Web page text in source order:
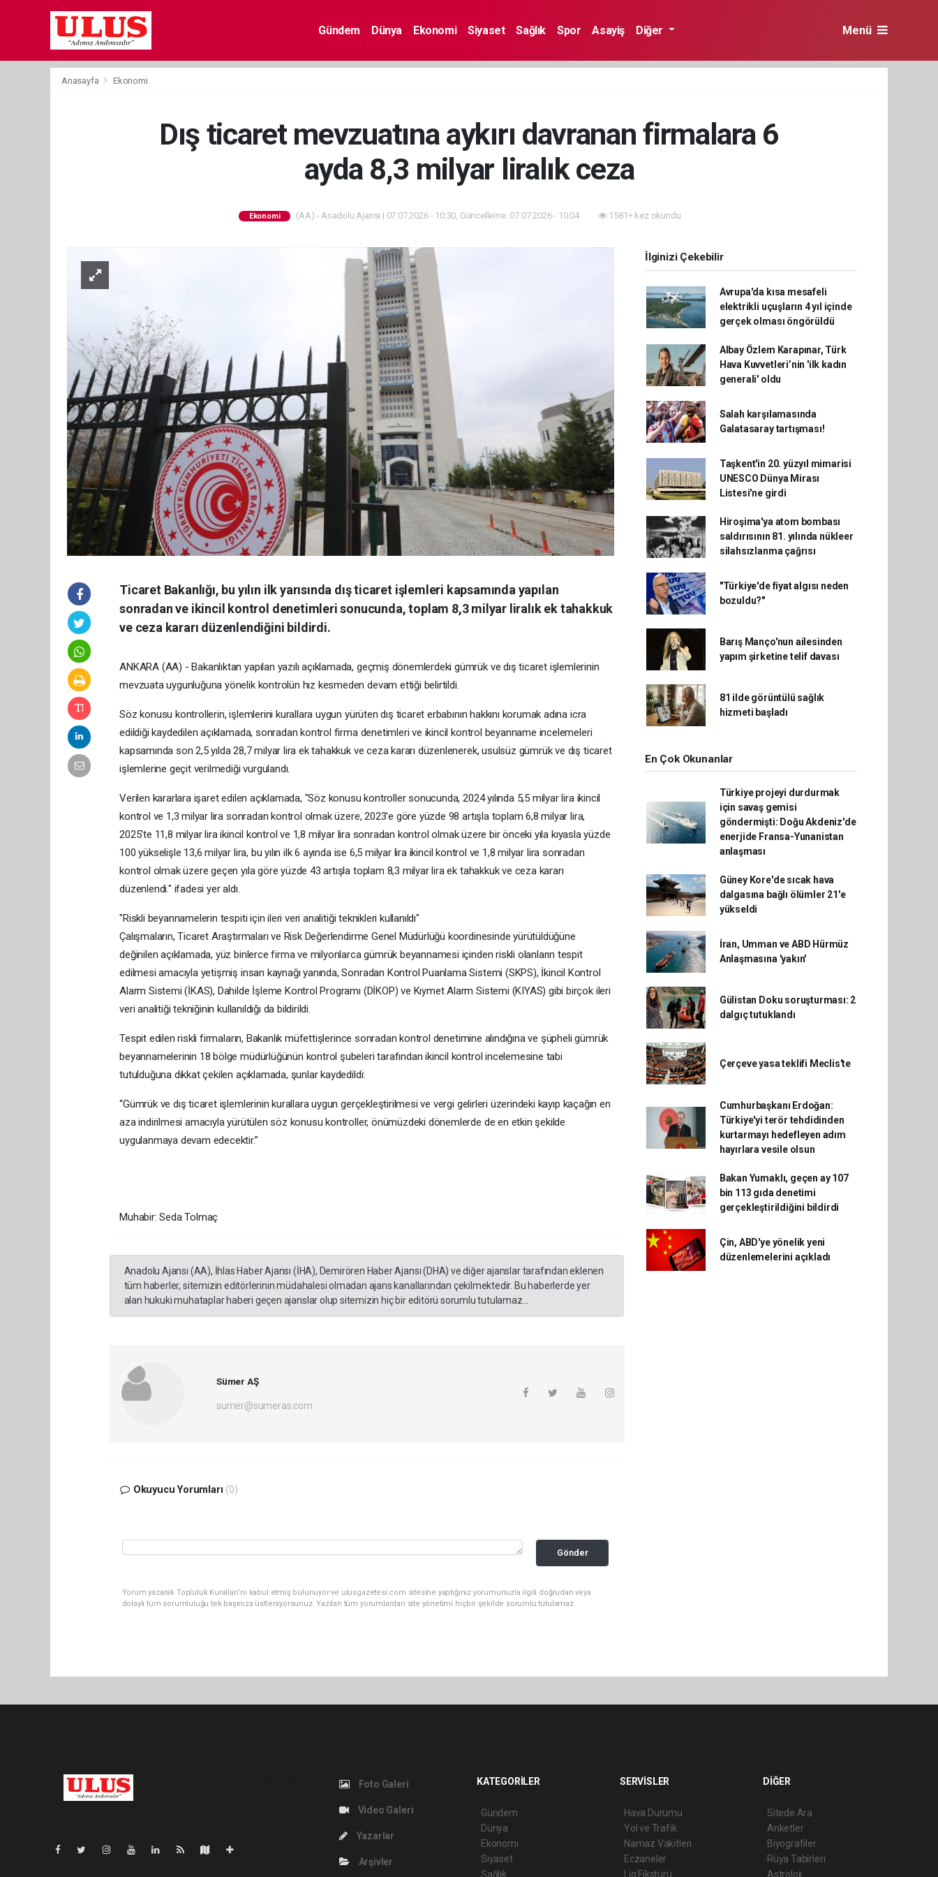
Gündem Dünya Ekonomi Siyaset Sağlık Spor Asayiş Diğer Menü
Anasayfa Ekonomi
Dış ticaret mevzuatına aykırı davranan firmalara 6
ayda 8,3 milyar liralık ceza
Ekonomi (AA) - Anadolu Ajansı | 07.07.2026 - 10:30, Güncelleme: 07.07.2026 - 10:04 1581+ kez okundu.
Ticaret Bakanlığı, bu yılın ilk yarısında dış ticaret işlemleri kapsamında yapılan
sonradan ve ikincil kontrol denetimleri sonucunda, toplam 8,3 milyar liralık ek tahakkuk
ve ceza kararı düzenlendiğini bildirdi.
ANKARA (AA) - Bakanlıktan yapılan yazılı açıklamada, geçmiş dönemlerdeki gümrük ve dış ticaret işlemlerinin
mevzuata uygunluğuna yönelik kontrolün hız kesmeden devam ettiği belirtildi.
Söz konusu kontrollerin, işlemlerini kurallara uygun yürüten dış ticaret erbabının hakkını korumak adına icra
edildiği kaydedilen açıklamada, sonradan kontrol firma denetimleri ve ikincil kontrol beyanname incelemeleri
kapsamında son 2,5 yılda 28,7 milyar lira ek tahakkuk ve ceza kararı düzenlenerek, usulsüz gümrük ve dış ticaret
işlemlerine geçit verilmediği vurgulandı.
Verilen kararlara işaret edilen açıklamada, "Söz konusu kontroller sonucunda, 2024 yılında 5,5 milyar lira ikincil
kontrol ve 1,3 milyar lira sonradan kontrol olmak üzere, 2023'e göre yüzde 98 artışla toplam 6,8 milyar lira,
2025'te 11,8 milyar lira ikincil kontrol ve 1,8 milyar lira sonradan kontrol olmak üzere bir önceki yıla kıyasla yüzde
100 yükselişle 13,6 milyar lira, bu yılın ilk 6 ayında ise 6,5 milyar lira ikincil kontrol ve 1,8 milyar lira sonradan
kontrol olmak üzere geçen yıla göre yüzde 43 artışla toplam 8,3 milyar lira ek tahakkuk ve ceza kararı
düzenlendi." ifadesi yer aldı.
"Riskli beyannamelerin tespiti için ileri veri analitiği teknikleri kullanıldı"
Çalışmaların, Ticaret Araştırmaları ve Risk Değerlendirme Genel Müdürlüğü koordinesinde yürütüldüğüne
değinilen açıklamada, yüz binlerce firma ve milyonlarca gümrük beyannamesi içinden riskli olanların tespit
edilmesi amacıyla yetişmiş insan kaynağı yanında, Sonradan Kontrol Puanlama Sistemi (SKPS), İkincil Kontrol
Alarm Sistemi (İKAS), Dahilde İşleme Kontrol Programı (DİKOP) ve Kıymet Alarm Sistemi (KIYAS) gibi birçok ileri
veri analitiği tekniğinin kullanıldığı da bildirildi.
Tespit edilen riskli firmaların, Bakanlık müfettişlerince sonradan kontrol denetimine alındığına ve şüpheli gümrük
beyannamelerinin 18 bölge müdürlüğünün kontrol şubeleri tarafından ikincil kontrol incelemesine tabi
tutulduğuna dikkat çekilen açıklamada, şunlar kaydedildi:
“Gümrük ve dış ticaret işlemlerinin kurallara uygun gerçekleştirilmesi ve vergi gelirleri üzerindeki kayıp kaçağın en
aza indirilmesi amacıyla yürütülen söz konusu kontroller, önümüzdeki dönemlerde de en etkin şekilde
uygulanmaya devam edecektir.”
Muhabir: Seda Tolmaç
Anadolu Ajansı (AA), İhlas Haber Ajansı (İHA), Demirören Haber Ajansı (DHA) ve diğer ajanslar tarafından eklenen
tüm haberler, sitemizin editörlerinin müdahalesi olmadan ajans kanallarından çekilmektedir. Bu haberlerde yer
alan hukuki muhataplar haberi geçen ajanslar olup sitemizin hiç bir editörü sorumlu tutulamaz...
Sümer AŞ
sumer@sumeras.com
Okuyucu Yorumları (0)
Gönder
Yorum yazarak Topluluk Kuralları’nı kabul etmiş bulunuyor ve ulusgazetesi.com sitesine yaptığınız yorumunuzla ilgili doğrudan veya
dolaylı tüm sorumluluğu tek başınıza üstleniyorsunuz. Yazılan tüm yorumlardan site yönetimi hiçbir şekilde sorumlu tutulamaz.
İlginizi Çekebilir
Avrupa'da kısa mesafeli
elektrikli uçuşların 4 yıl içinde
gerçek olması öngörüldü
Albay Özlem Karapınar, Türk
Hava Kuvvetleri’nin 'ilk kadın
generali' oldu
Salah karşılamasında
Galatasaray tartışması!
Taşkent'in 20. yüzyıl mimarisi
UNESCO Dünya Mirası
Listesi'ne girdi
Hiroşima'ya atom bombası
saldırısının 81. yılında nükleer
silahsızlanma çağrısı
"Türkiye'de fiyat algısı neden
bozuldu?"
Barış Manço'nun ailesinden
yapım şirketine telif davası
81 ilde görüntülü sağlık
hizmeti başladı
En Çok Okunanlar
Türkiye projeyi durdurmak
için savaş gemisi
göndermişti: Doğu Akdeniz'de
enerjide Fransa-Yunanistan
anlaşması
Güney Kore'de sıcak hava
dalgasına bağlı ölümler 21'e
yükseldi
İran, Umman ve ABD Hürmüz
Anlaşmasına 'yakın'
Gülistan Doku soruşturması: 2
dalgıç tutuklandı
Çerçeve yasa teklifi Meclis'te
Cumhurbaşkanı Erdoğan:
Türkiye'yi terör tehdidinden
kurtarmayı hedefleyen adım
hayırlara vesile olsun
Bakan Yumaklı, geçen ay 107
bin 113 gıda denetimi
gerçekleştirildiğini bildirdi
Çin, ABD'ye yönelik yeni
düzenlemelerini açıkladı
Foto Galeri
Video Galeri
Yazarlar
Arşivler
KATEGORİLER
Gündem
Dünya
Ekonomi
Siyaset
Sağlık
SERVİSLER
Hava Durumu
Yol ve Trafik
Namaz Vakitleri
Eczaneler
Lig Fikstürü
DİĞER
Sitede Ara
Anketler
Biyografiler
Rüya Tabirleri
Astroloji